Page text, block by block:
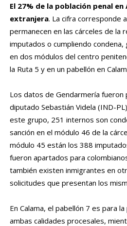
El 27% de la población penal
extranjera. La cifra corresponde
permanecen en las cárceles de la
imputados o cumpliendo
en dos módulos del centro
la Ruta 5 y en un pabellón en
Los datos de Gendarmería
diputado Sebastián Videla (IND-
este grupo, 251 internos son
sanción en el módulo 46 de la
módulo 45 están los 388
fueron apartados para
también existen inmigrantes en
solicitudes que presentan los
En Calama, el pabellón 7 es para
ambas calidades procesales,